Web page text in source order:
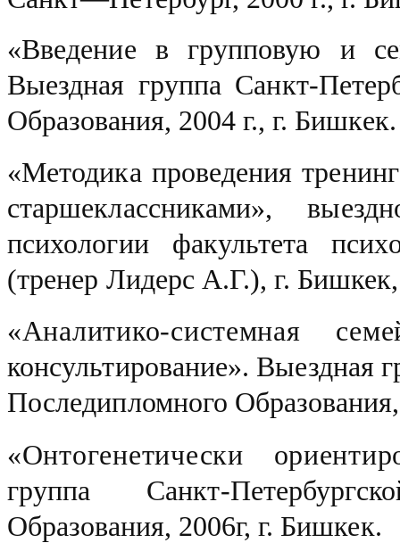
«Введение в групповую и
Выездная группа Санкт-
Образования, 2004 г., г. Бишкек.
«Методика проведения
старшеклассниками»,
психологии факультета
(тренер Лидерс А.Г.), г.
«Аналитико-системная
консультирование». Выездная
Последипломного
«Онтогенетически
группа Санкт-
Образования, 2006г, г. Бишкек.